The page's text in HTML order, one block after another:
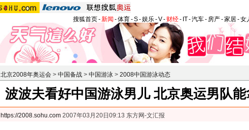
搜狐首页-新闻 -体育-S-娱乐-V- 财经- IT-汽车- 房产-家居-女
北京2008年奥运会 > 中国备战 > 中国游泳 > 2008中国游泳动态
波波夫看好中国游泳男儿 北京奥运男队
https://2008.sohu.com 2007年03月20日09:13 东方网-文汇报